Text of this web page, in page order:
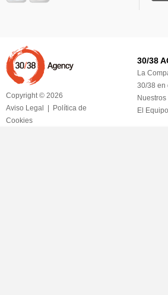
30/38
La
30/38 en
El Equipo
Copyright © 2026
Aviso Legal
Política de
Cookies